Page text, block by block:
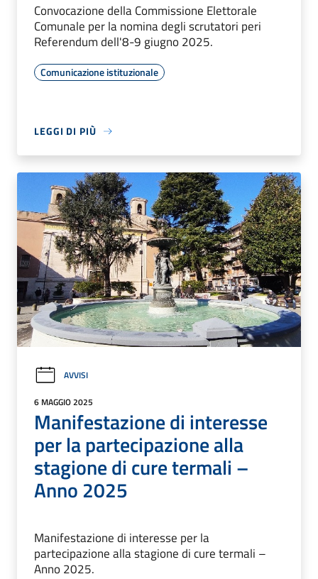
Convocazione della Commissione Elettorale
Comunale per la nomina degli scrutatori peri
Referendum dell'8-9 giugno 2025.
Comunicazione istituzionale
LEGGI DI PIÙ
AVVISI
6 MAGGIO 2025
Manifestazione di interesse
per la partecipazione alla
stagione di cure termali –
Anno 2025
Manifestazione di interesse per la
partecipazione alla stagione di cure termali –
Anno 2025.